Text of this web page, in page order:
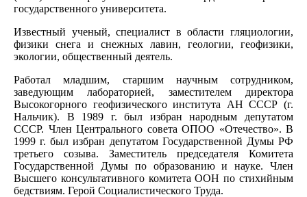
государственного университета.
Известный ученый, специалист в области гляциологии,
физики снега и снежных лавин, геологии, геофизики,
экологии, общественный деятель.
Работал младшим, старшим научным сотрудником,
заведующим лабораторией, заместителем директора
Высокогорного геофизического института АН СССР (г.
Нальчик). В 1989 г. был избран народным депутатом
СССР. Член Центрального совета ОПОО «Отечество». В
1999 г. был избран депутатом Государственной Думы РФ
третьего созыва. Заместитель председателя Комитета
Государственной Думы по образованию и науке. Член
Высшего консультативного комитета ООН по стихийным
бедствиям. Герой Социалистического Труда.